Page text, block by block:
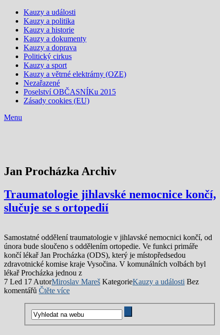
Kauzy a události
Kauzy a politika
Kauzy a historie
Kauzy a dokumenty
Kauzy a doprava
Politický cirkus
Kauzy a sport
Kauzy a větrné elektrárny (OZE)
Nezařazené
Poselství OBČASNÍKu 2015
Zásady cookies (EU)
Menu
Jan Procházka Archiv
Traumatologie jihlavské nemocnice končí,
slučuje se s ortopedií
Samostatné oddělení traumatologie v jihlavské nemocnici končí, od
února bude sloučeno s oddělením ortopedie. Ve funkci primáře
končí lékař Jan Procházka (ODS), který je místopředsedou
zdravotnické komise kraje Vysočina. V komunálních volbách byl
lékař Procházka jednou z
7 Led 17 AutorMiroslav Mareš KategorieKauzy a události Bez
komentářů Čtěte více